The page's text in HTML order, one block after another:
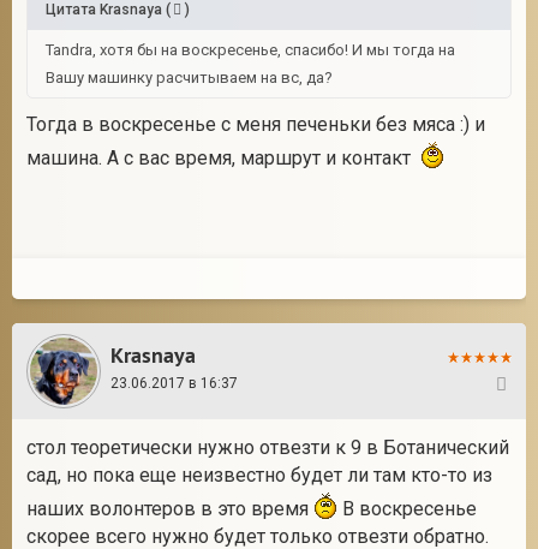
Цитата Krasnaya ( )
Tandra, хотя бы на воскресенье, спасибо! И мы тогда на
Вашу машинку расчитываем на вс, да?
Тогда в воскресенье с меня печеньки без мяса :) и
машина. А с вас время, маршрут и контакт
Krasnaya
23.06.2017 в 16:37
стол теоретически нужно отвезти к 9 в Ботанический
сад, но пока еще неизвестно будет ли там кто-то из
наших волонтеров в это время
В воскресенье
скорее всего нужно будет только отвезти обратно.